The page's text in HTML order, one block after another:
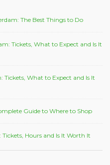
The Best Things to Do
Tickets, What to Expect and Is It
What to Expect and Is It
Guide to Where to Shop
Hours and Is It Worth It